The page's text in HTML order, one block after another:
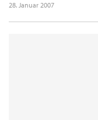
28. Januar 2007